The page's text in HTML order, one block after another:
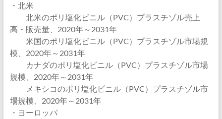
・北米
北米のポリ塩化ビニル（PVC）プラスチゾル売上
高・販売量、2020年～2031年
米国のポリ塩化ビニル（PVC）プラスチゾル市場規
模、2020年～2031年
カナダのポリ塩化ビニル（PVC）プラスチゾル市場
規模、2020年～2031年
メキシコのポリ塩化ビニル（PVC）プラスチゾル市
場規模、2020年～2031年
・ヨーロッパ